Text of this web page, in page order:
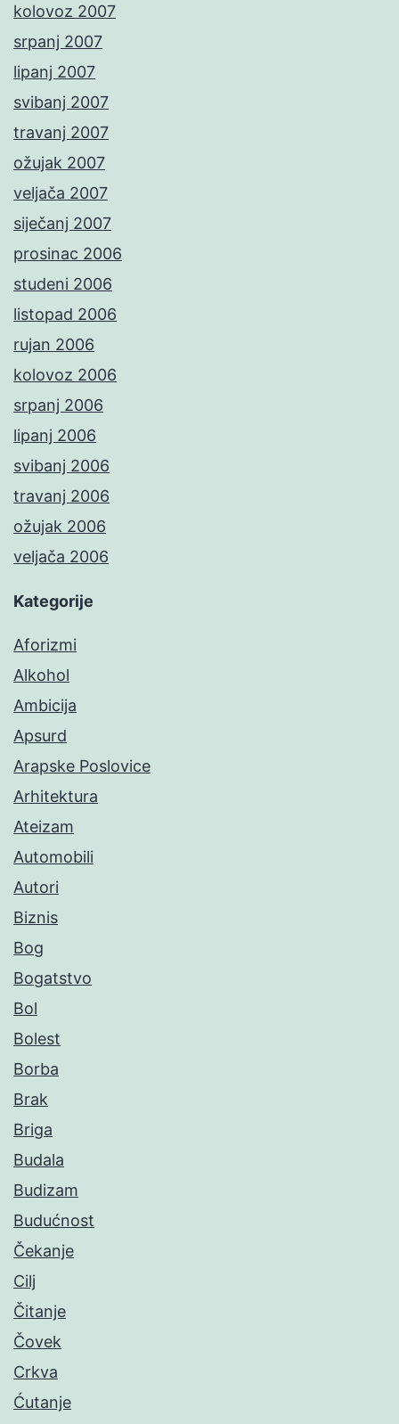
kolovoz 2007
srpanj 2007
lipanj 2007
svibanj 2007
travanj 2007
ožujak 2007
veljača 2007
siječanj 2007
prosinac 2006
studeni 2006
listopad 2006
rujan 2006
kolovoz 2006
srpanj 2006
lipanj 2006
svibanj 2006
travanj 2006
ožujak 2006
veljača 2006
Kategorije
Aforizmi
Alkohol
Ambicija
Apsurd
Arapske Poslovice
Arhitektura
Ateizam
Automobili
Autori
Biznis
Bog
Bogatstvo
Bol
Bolest
Borba
Brak
Briga
Budala
Budizam
Budućnost
Čekanje
Cilj
Čitanje
Čovek
Crkva
Ćutanje